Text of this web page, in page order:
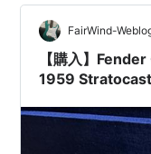
見つけちゃったん
｀； 最初は「アッ
FairWind-
【購入】
1959